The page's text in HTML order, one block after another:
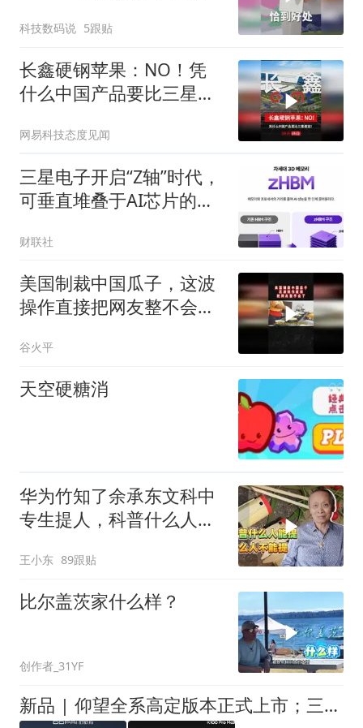
科技数码说 5跟贴
长鑫硬钢苹果：NO！凭
什么中国产品要比三星便
网易科技态度见闻
三星电子开启“Z轴”时代，
可垂直堆叠于AI芯片的
财联社
美国制裁中国瓜子，这波
操作直接把网友整不会了
谷火平
天空硬糖消
华为竹知了余承东文科中
专生提人，科普什么人能
王小东 89跟贴
比尔盖茨家什么样？
创作者_31YF
新品 | 仰望全系高定版本正式上市；三星 Z Fold8 国内首销